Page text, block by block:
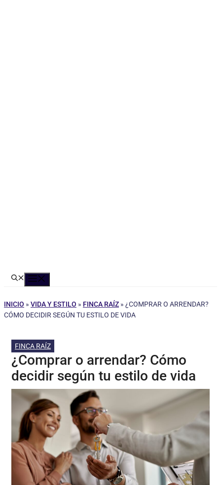
INICIO » VIDA Y ESTILO » FINCA RAÍZ » ¿COMPRAR O ARRENDAR?
CÓMO DECIDIR SEGÚN TU ESTILO DE VIDA
FINCA RAÍZ
¿Comprar o arrendar? Cómo
decidir según tu estilo de vida